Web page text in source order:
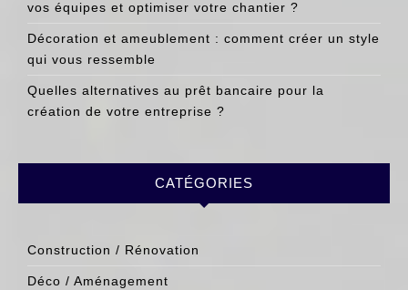
vos équipes et optimiser votre chantier ?
Décoration et ameublement : comment créer un style
qui vous ressemble
Quelles alternatives au prêt bancaire pour la
création de votre entreprise ?
CATÉGORIES
Construction / Rénovation
Déco / Aménagement